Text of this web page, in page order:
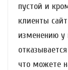
пустой и
клиенты
изменению у
что можете